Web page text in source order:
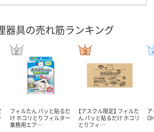
器具の売れ筋ランキング
フィルたん パッと貼るだ
け ホコリとりフィルター
業務用エア…
【アスクル限定】 フィルた
ん パッと貼るだけ ホコリ
とりフィ…
ア